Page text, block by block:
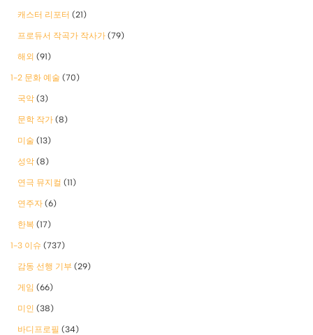
캐스터 리포터 (21)
프로듀서 작곡가 작사가 (79)
해외 (91)
1-2 문화 예술 (70)
국악 (3)
문학 작가 (8)
미술 (13)
성악 (8)
연극 뮤지컬 (11)
연주자 (6)
한복 (17)
1-3 이슈 (737)
감동 선행 기부 (29)
게임 (66)
미인 (38)
바디프로필 (34)